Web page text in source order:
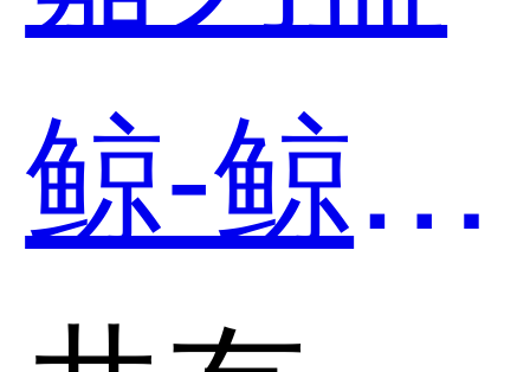
iFCloud
统一多
鲸-鲸翼